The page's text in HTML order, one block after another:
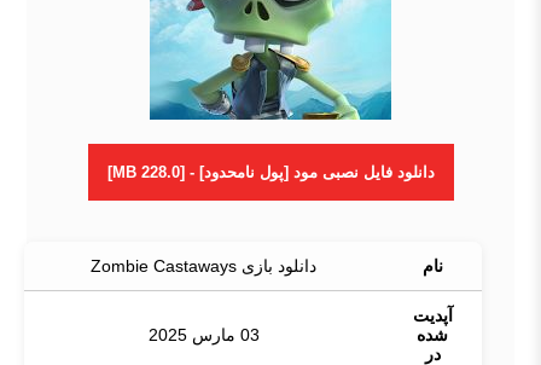
دانلود فایل نصبی مود [پول نامحدود] - [228.0 MB]
نام دانلود بازی Zombie Castaways
آپدیت
شده
در
03 مارس 2025